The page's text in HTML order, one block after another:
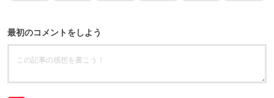
最初のコメントをしよう